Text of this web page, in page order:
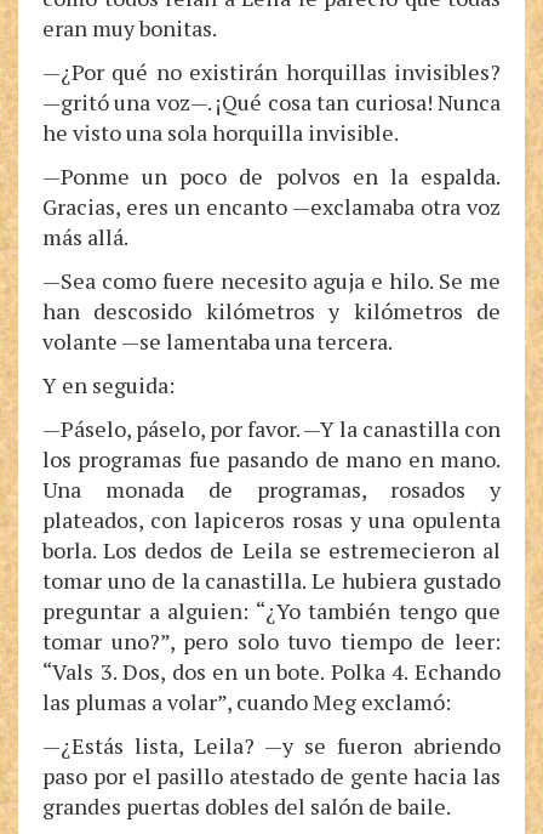
eran muy bonitas.
—¿Por qué no existirán horquillas invisibles?
—gritó una voz—. ¡Qué cosa tan curiosa! Nunca
he visto una sola horquilla invisible.
—Ponme un poco de polvos en la espalda.
Gracias, eres un encanto —exclamaba otra voz
más allá.
—Sea como fuere necesito aguja e hilo. Se me
han descosido kilómetros y kilómetros de
volante —se lamentaba una tercera.
Y en seguida:
—Páselo, páselo, por favor. —Y la canastilla con
los programas fue pasando de mano en mano.
Una monada de programas, rosados y
plateados, con lapiceros rosas y una opulenta
borla. Los dedos de Leila se estremecieron al
tomar uno de la canastilla. Le hubiera gustado
preguntar a alguien: “¿Yo también tengo que
tomar uno?”, pero solo tuvo tiempo de leer:
“Vals 3. Dos, dos en un bote. Polka 4. Echando
las plumas a volar”, cuando Meg exclamó:
—¿Estás lista, Leila? —y se fueron abriendo
paso por el pasillo atestado de gente hacia las
grandes puertas dobles del salón de baile.